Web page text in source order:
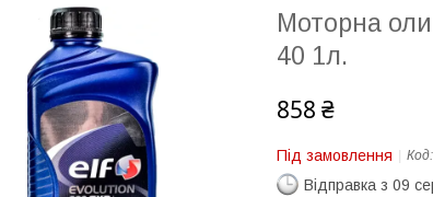
Моторна
40 1л.
858 ₴
Під замовлення Код:
Відправка з 09